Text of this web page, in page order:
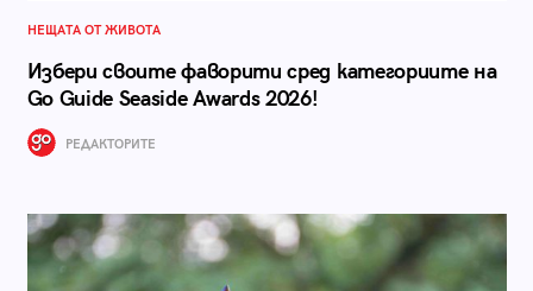
НЕЩАТА ОТ ЖИВОТА
Избери своите фаворити сред категориите на
Go Guide Seaside Awards 2026!
РЕДАКТОРИТЕ